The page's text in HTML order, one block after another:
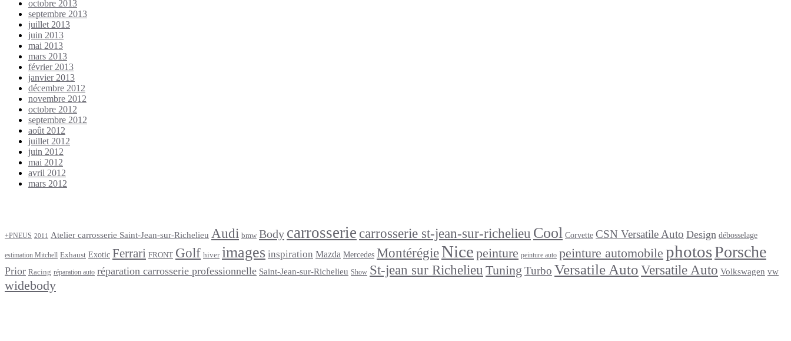
octobre 2013
septembre 2013
juillet 2013
juin 2013
mai 2013
mars 2013
février 2013
janvier 2013
décembre 2012
novembre 2012
octobre 2012
septembre 2012
août 2012
juillet 2012
juin 2012
mai 2012
avril 2012
mars 2012
+PNEUS 2011 Atelier carrosserie Saint-Jean-sur-Richelieu Audi bmw Body carrosserie carrosserie st-jean-sur-richelieu Cool Corvette CSN Versatile Auto Design débosselage
estimation Mitchell Exhaust Exotic Ferrari FRONT Golf hiver images inspiration Mazda Mercedes Montérégie Nice peinture peinture auto peinture automobile photosPorsche
Prior Racing réparation auto réparation carrosserie professionnelle Saint-Jean-sur-Richelieu Show St-jean sur Richelieu Tuning Turbo Versatile AutoVersatile Auto Volkswagen vw
widebody